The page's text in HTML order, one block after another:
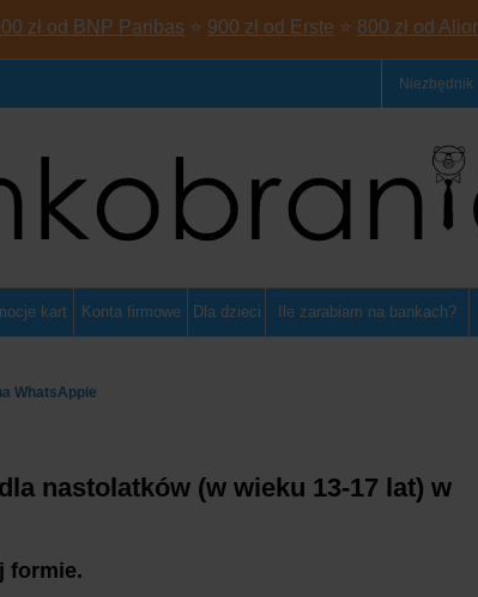
zł od BNP Paribas ⭐ 900 zł od Erste ⭐ 800 zł od
Niezbędnik
kart Konta firmowe Dla dzieci Ile zarabiam na bankach?
WhatsAppie
nastolatków (w wieku 13-17 lat) w
formie.